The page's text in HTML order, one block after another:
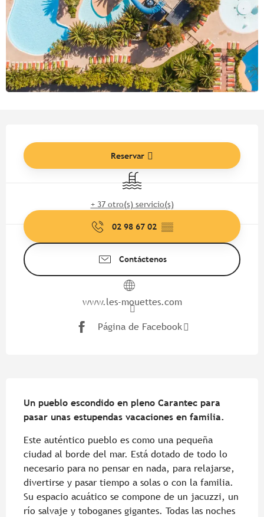
Reservar
Piscina
+ 37 otro(s) servicio(s)
02 98 67 02 ▒▒
Contáctenos
www.les-mouettes.com
Página de Facebook
Un pueblo escondido en pleno Carantec para
pasar unas estupendas vacaciones en familia.
Este auténtico pueblo es como una pequeña
ciudad al borde del mar. Está dotado de todo lo
necesario para no pensar en nada, para relajarse,
divertirse y pasar tiempo a solas o con la familia.
Su espacio acuático se compone de un jacuzzi, un
río salvaje y toboganes gigantes. Todas las noches